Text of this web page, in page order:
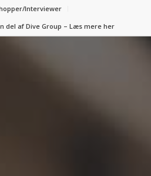
Interviewer
del af Dive Group – Læs mere her